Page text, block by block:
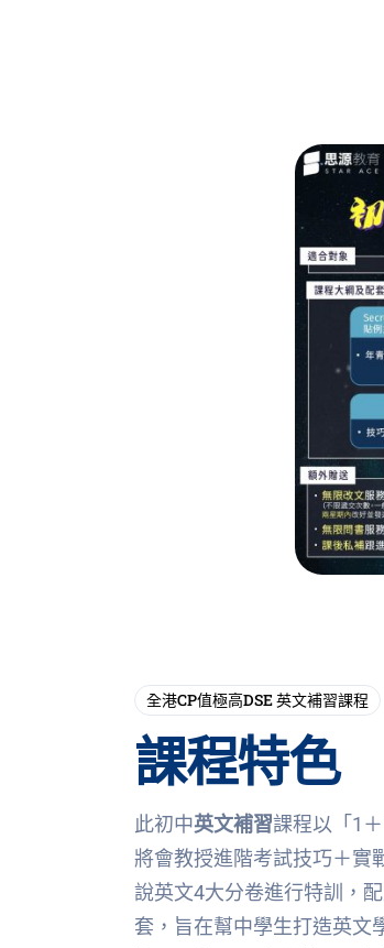
全港CP值極高DSE 英文補習課程
課程特色
此初中英文補習課程以「1
將會教授進階考試技巧＋實
說英文4大分卷進行特訓，
套，旨在幫中學生打造英文